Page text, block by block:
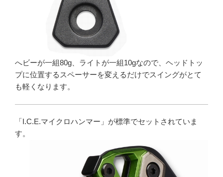
へビーが一組80g、ライトが一組10gなので、ヘッドトッ
プに位置するスペーサーを変えるだけでスイングがとて
も軽くなります。
「I.C.E.マイクロハンマー」が標準でセットされていま
す。